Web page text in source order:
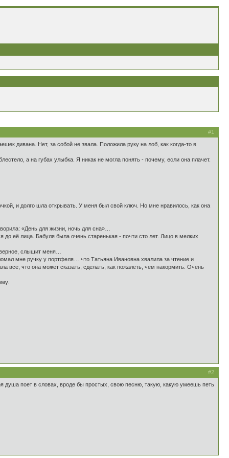
#1
дивана. Нет, за собой не звала. Положила руку на лоб, как когда-то в
а на губах улыбка. Я никак не могла понять - почему, если она плачет.
и долго шла открывать. У меня был свой ключ. Но мне нравилось, как она
«День для жизни, ночь для сна»…
её лица. Бабуля была очень старенькая - почти сто лет. Лицо в мелких
слышит меня…
мне ручку у портфеля… что Татьяна Ивановна хвалила за чтение и
что она может сказать, сделать, как пожалеть, чем накормить. Очень
#2
душа поет в словах, вроде бы простых, свою песню, такую, какую умеешь петь